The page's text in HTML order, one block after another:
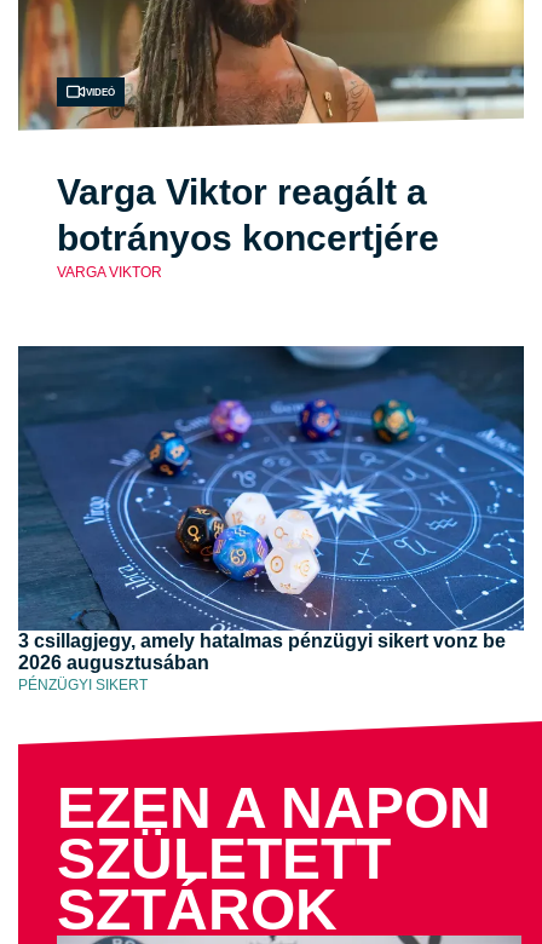
Videó
Varga Viktor reagált a
botrányos koncertjére
VARGA VIKTOR
3 csillagjegy, amely hatalmas pénzügyi sikert vonz be
2026 augusztusában
PÉNZÜGYI SIKERT
EZEN A NAPON
SZÜLETETT
SZTÁROK